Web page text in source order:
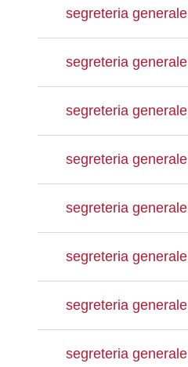
segreteria generale
segreteria generale
segreteria generale
segreteria generale
segreteria generale
segreteria generale
segreteria generale
segreteria generale